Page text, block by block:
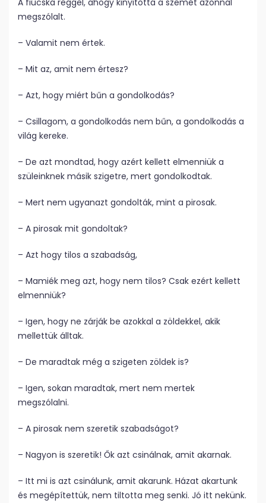
A fiúcska reggel, ahogy kinyitotta a szemét azonnal
megszólalt.
– Valamit nem értek.
– Mit az, amit nem értesz?
– Azt, hogy miért bűn a gondolkodás?
– Csillagom, a gondolkodás nem bűn, a gondolkodás a
világ kereke.
– De azt mondtad, hogy azért kellett elmenniük a
szüleinknek másik szigetre, mert gondolkodtak.
– Mert nem ugyanazt gondolták, mint a pirosak.
– A pirosak mit gondoltak?
– Azt hogy tilos a szabadság,
– Mamiék meg azt, hogy nem tilos? Csak ezért kellett
elmenniük?
– Igen, hogy ne zárják be azokkal a zöldekkel, akik
mellettük álltak.
– De maradtak még a szigeten zöldek is?
– Igen, sokan maradtak, mert nem mertek
megszólalni.
– A pirosak nem szeretik szabadságot?
– Nagyon is szeretik! Ők azt csinálnak, amit akarnak.
– Itt mi is azt csinálunk, amit akarunk. Házat akartunk
és megépítettük, nem tiltotta meg senki. Jó itt nekünk.